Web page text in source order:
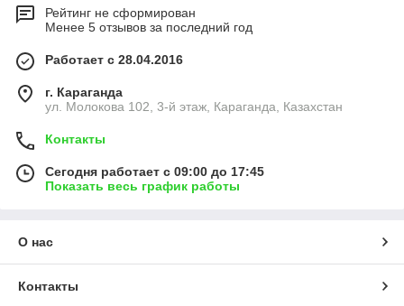
Рейтинг не сформирован
Менее 5 отзывов за последний год
Работает с 28.04.2016
г. Караганда
ул. Молокова 102, 3-й этаж, Караганда, Казахстан
Контакты
Сегодня работает с 09:00 до 17:45
Показать весь график работы
О нас
Контакты